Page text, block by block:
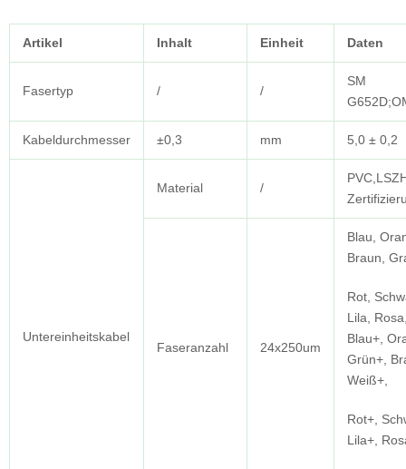
Artikel Inhalt Einheit Daten
Fasertyp / /
SM
Kabeldurchmesser ±0,3 mm 5,0 ± 0,2
Untereinheitskabel
Material /
Faseranzahl 24x250um
Blau,
Braun,
Rot,
Lila,
Blau+,
Grün+,
Weiß+,
Rot+,
Lila+,